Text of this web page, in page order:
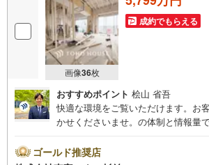
画像36枚
成約でもらえる
おすすめポイント 桧山 省吾
快適な環境をご覧いただけます。お
かせくださいませ。の体制と情報量
「未来カレンダー」のご提案。・ 未
ゴールド推奨店